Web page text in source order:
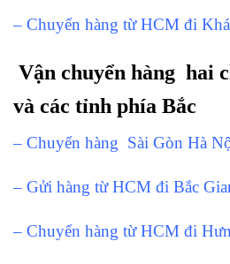
– Chuyển hàng từ HCM đi
Vận chuyển hàng hai
và các tỉnh phía Bắc
– Chuyển hàng Sài Gòn Hà
– Gửi hàng từ HCM đi Bắc
– Chuyển hàng từ HCM đi